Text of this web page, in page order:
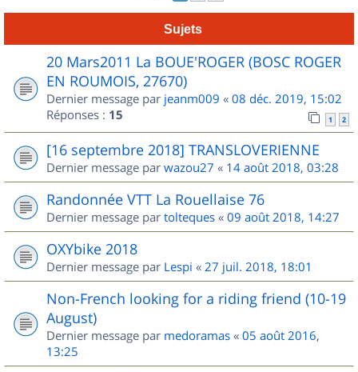
Sujets
20 Mars2011 La BOUE'ROGER (BOSC ROGER
EN ROUMOIS, 27670)
Dernier message par jeanm009 « 08 déc. 2019, 15:02
Réponses : 15 1 2
[16 septembre 2018] TRANSLOVERIENNE
Dernier message par wazou27 « 14 août 2018, 03:28
Randonnée VTT La Rouellaise 76
Dernier message par tolteques « 09 août 2018, 14:27
OXYbike 2018
Dernier message par Lespi « 27 juil. 2018, 18:01
Non-French looking for a riding friend (10-19
August)
Dernier message par medoramas « 05 août 2016,
13:25